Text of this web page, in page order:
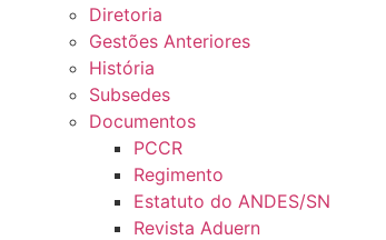
Diretoria
Gestões Anteriores
História
Subsedes
Documentos
PCCR
Regimento
Estatuto do ANDES/SN
Revista Aduern